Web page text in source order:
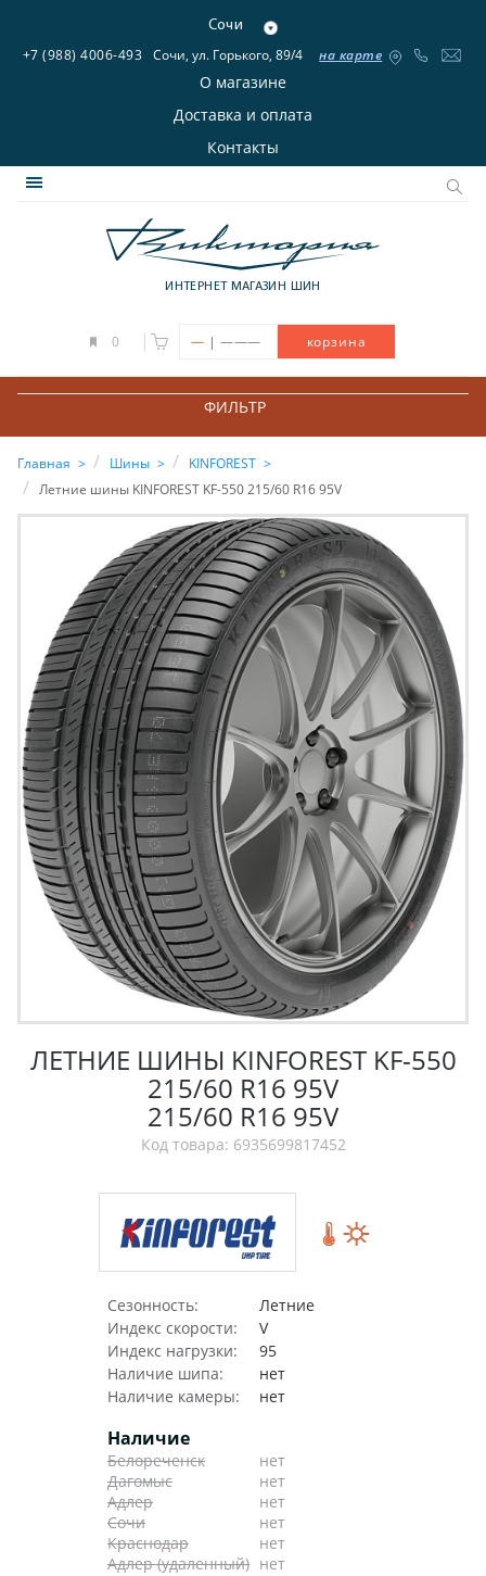
Сочи
+7 (988) 4006-493 Сочи, ул. Горького, 89/4 на карте
О магазине
Доставка и оплата
Контакты
ИНТЕРНЕТ МАГАЗИН ШИН
0 — | ——— корзина
ФИЛЬТР
Главная Шины
KINFOREST
Летние шины KINFOREST KF-550 215/60 R16 95V
ЛЕТНИЕ ШИНЫ KINFOREST KF-550
215/60 R16 95V
215/60 R16 95V
Код товара: 6935699817452
Сезонность:
Летние
Индекс скорости:
V
Индекс нагрузки:
95
Наличие шипа:
нет
Наличие камеры:
нет
Наличие
Белореченск
нет
Дагомыс
нет
Адлер
нет
Сочи
нет
Краснодар
нет
Адлер (удаленный) нет